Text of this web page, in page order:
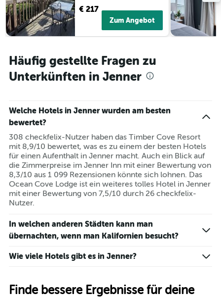
€ 217
Zum Angebot
Häufig gestellte Fragen zu
Unterkünften in Jenner
Welche Hotels in Jenner wurden am besten
bewertet?
308 checkfelix-Nutzer haben das Timber Cove Resort
mit 8,9/10 bewertet, was es zu einem der besten Hotels
für einen Aufenthalt in Jenner macht. Auch ein Blick auf
die Zimmerpreise im Jenner Inn mit einer Bewertung von
8,3/10 aus 1 099 Rezensionen könnte sich lohnen. Das
Ocean Cove Lodge ist ein weiteres tolles Hotel in Jenner
mit einer Bewertung von 7,5/10 durch 26 checkfelix-
Nutzer.
In welchen anderen Städten kann man
übernachten, wenn man Kalifornien besucht?
Wie viele Hotels gibt es in Jenner?
Finde bessere Ergebnisse für deine